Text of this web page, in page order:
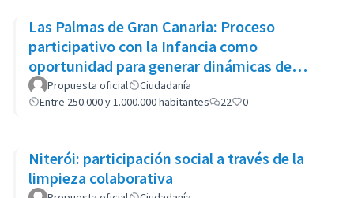
Las Palmas de Gran Canaria: Proceso
participativo con la Infancia como
oportunidad para generar dinámicas de
cambio en las políticas del municipio
Propuesta oficial
Ciudadanía
Entre 250.000 y 1.000.000 habitantes
22 0
Niterói: participación social a través de la
limpieza colaborativa